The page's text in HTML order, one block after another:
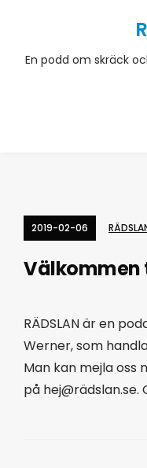
En podd om skräck
2019-02-06
Välkommen
RÄDSLAN är en
Werner, som
Man kan mejla oss
på